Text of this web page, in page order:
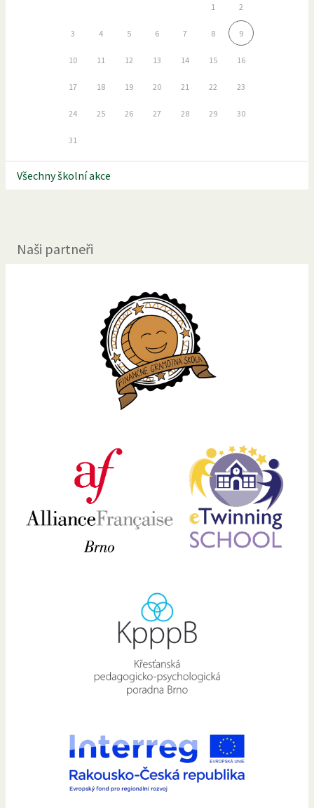
1 2
3 4 5 6 7 8 9
10 11 12 13 14 15 16
17 18 19 20 21 22 23
24 25 26 27 28 29 30
31
Všechny školní akce
Naši partneři